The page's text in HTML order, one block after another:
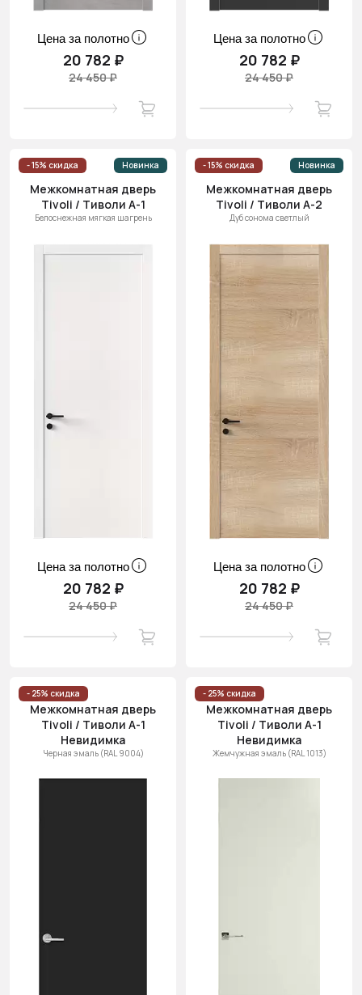
Цена за полотно
20 782 ₽
24 450 ₽
Цена за полотно
20 782 ₽
24 450 ₽
- 15% скидка Новинка
Межкомнатная дверь
Tivoli / Тиволи А-1
Белоснежная мягкая шагрень
Цена за полотно
20 782 ₽
24 450 ₽
- 15% скидка Новинка
Межкомнатная дверь
Tivoli / Тиволи А-2
Дуб сонома светлый
Цена за полотно
20 782 ₽
24 450 ₽
- 25% скидка
Межкомнатная дверь
Tivoli / Тиволи А-1
Невидимка
Черная эмаль (RAL 9004)
- 25% скидка
Межкомнатная дверь
Tivoli / Тиволи А-1
Невидимка
Жемчужная эмаль (RAL 1013)